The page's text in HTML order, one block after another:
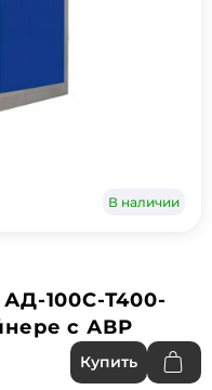
В наличии
100С-Т400-
с АВР
Купить